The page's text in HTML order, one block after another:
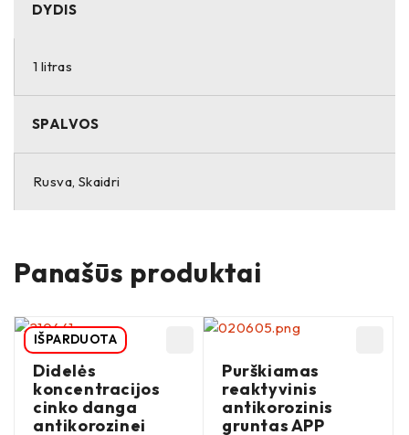
DYDIS
1 litras
SPALVOS
Rusva, Skaidri
Panašūs produktai
IŠPARDUOTA
Didelės
koncentracijos
cinko danga
antikorozinei
Purškiamas
reaktyvinis
antikorozinis
gruntas APP